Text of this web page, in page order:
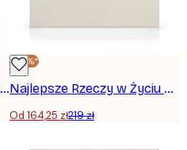
Wonderful Time Obraz na płótnie
-25%*
Najlepsze Rzeczy w Życiu Obraz na Płótnie
Od 164,25 zł219 zł